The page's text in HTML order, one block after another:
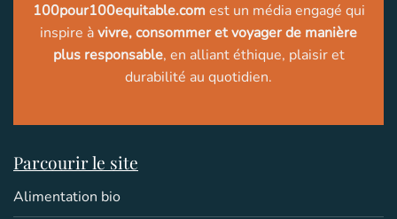
100pour100equitable.comest un média engagé qui
inspire àvivre, consommer et voyager de manière
plus responsable, en alliant éthique, plaisir et
durabilité au quotidien.
Parcourir le site
Alimentation bio